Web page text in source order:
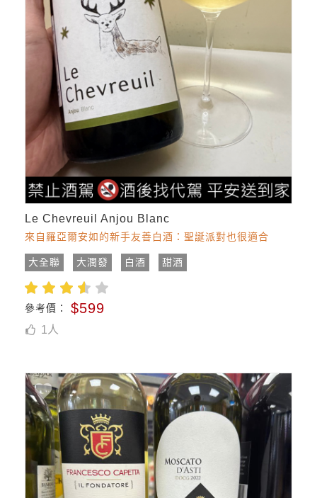
Le Chevreuil Anjou Blanc
來自羅亞爾安如的新手友善白酒：聖誕派對也很適合
大全聯 大潤發 白酒 甜酒
參考價： $599
1 人